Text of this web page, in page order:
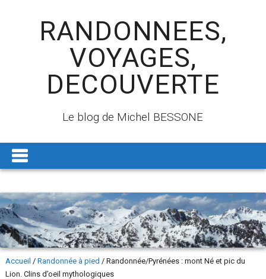
RANDONNEES,
VOYAGES,
DECOUVERTE
Le blog de Michel BESSONE
Accueil / Randonnée à pied / Randonnée/Pyrénées : mont Né et pic du
Lion. Clins d’oeil mythologiques